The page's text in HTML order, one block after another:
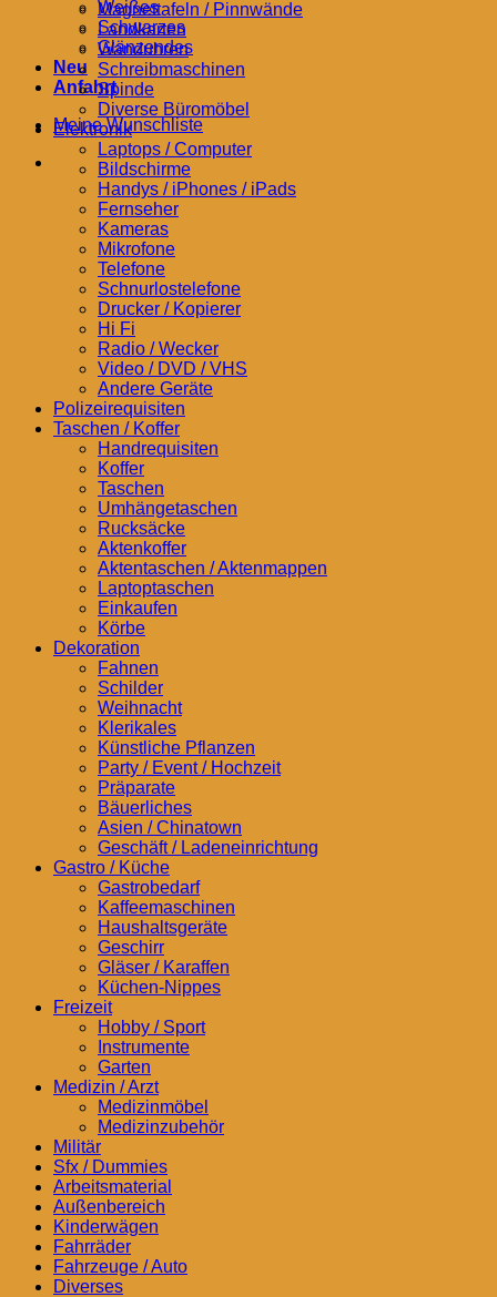
Weißes
Schwarzes
Glänzendes
Neu
Anfahrt
Meine Wunschliste
Magnettafeln / Pinnwände
Landkarten
Wanduhren
Schreibmaschinen
Spinde
Diverse Büromöbel
Elektronik
Laptops / Computer
Bildschirme
Handys / iPhones / iPads
Fernseher
Kameras
Mikrofone
Telefone
Schnurlostelefone
Drucker / Kopierer
Hi Fi
Radio / Wecker
Video / DVD / VHS
Andere Geräte
Polizeirequisiten
Taschen / Koffer
Handrequisiten
Koffer
Taschen
Umhängetaschen
Rucksäcke
Aktenkoffer
Aktentaschen / Aktenmappen
Laptoptaschen
Einkaufen
Körbe
Dekoration
Fahnen
Schilder
Weihnacht
Klerikales
Künstliche Pflanzen
Party / Event / Hochzeit
Präparate
Bäuerliches
Asien / Chinatown
Geschäft / Ladeneinrichtung
Gastro / Küche
Gastrobedarf
Kaffeemaschinen
Haushaltsgeräte
Geschirr
Gläser / Karaffen
Küchen-Nippes
Freizeit
Hobby / Sport
Instrumente
Garten
Medizin / Arzt
Medizinmöbel
Medizinzubehör
Militär
Sfx / Dummies
Arbeitsmaterial
Außenbereich
Kinderwägen
Fahrräder
Fahrzeuge / Auto
Diverses